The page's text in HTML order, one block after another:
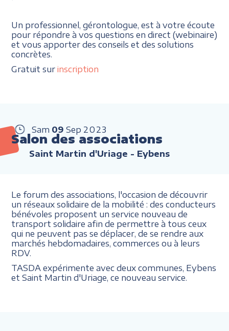
Un professionnel, gérontologue, est à votre écoute
pour répondre à vos questions en direct (webinaire)
et vous apporter des conseils et des solutions
concrètes.
Gratuit surinscription
Sam 09 Sep 2023
Salon des associations
Saint Martin d'Uriage - Eybens
Le forum des associations, l'occasion de découvrir
un réseaux solidaire de la mobilité : des conducteurs
bénévoles proposent un service nouveau de
transport solidaire afin de permettre à tous ceux
qui ne peuvent pas se déplacer, de se rendre aux
marchés hebdomadaires, commerces ou à leurs
RDV.
TASDA expérimente avec deux communes, Eybens
et Saint Martin d'Uriage, ce nouveau service.